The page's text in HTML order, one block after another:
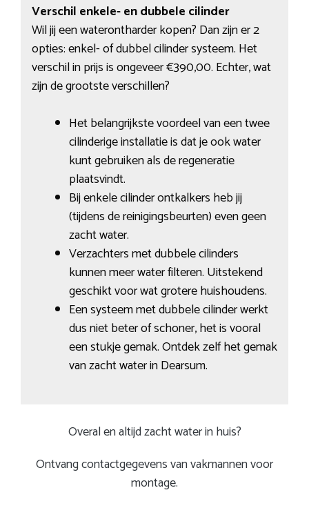
Verschil enkele- en dubbele cilinder
Wil jij een waterontharder kopen? Dan zijn er 2
opties: enkel- of dubbel cilinder systeem. Het
verschil in prijs is ongeveer €390,00. Echter, wat
zijn de grootste verschillen?
Het belangrijkste voordeel van een twee
cilinderige installatie is dat je ook water
kunt gebruiken als de regeneratie
plaatsvindt.
Bij enkele cilinder ontkalkers heb jij
(tijdens de reinigingsbeurten) even geen
zacht water.
Verzachters met dubbele cilinders
kunnen meer water filteren. Uitstekend
geschikt voor wat grotere huishoudens.
Een systeem met dubbele cilinder werkt
dus niet beter of schoner, het is vooral
een stukje gemak. Ontdek zelf het gemak
van zacht water in Dearsum.
Overal en altijd zacht water in huis?
Ontvang contactgegevens van vakmannen voor
montage.